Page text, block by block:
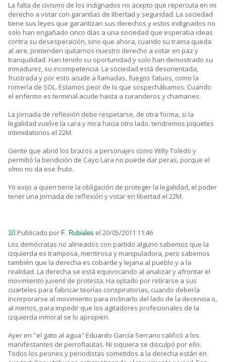
La falta de civismo de los indignados no acepto que repercuta en mi
derecho a votar con garantías de libertad y seguridad. La sociedad
tiene sus leyes que garantizan sus derechos y estos indignados no
solo han engañado cinco días a una sociedad que esperaba ideas
contra su desesperación, sino que ahora, cuando su trama queda
al aire, pretenden quitarnos nuestro derecho a votar en paz y
tranquilidad. Han tenido su oportunidad y solo han demostrado su
inmadurez, su incompetencia. La sociedad está desorientada,
frustrada y por esto acude a llamadas, fuegos fatuos, como la
romería de SOL. Estamos peor de lo que sospechábamos. Cuando
el enfermo es terminal acude hasta a curanderos y chamanes.
La jornada de reflexión debe respetarse, de otra forma, si la
legalidad vuelve la cara y mira hacia otro lado, tendremos piquetes
intimidatorios el 22M.
Gente que abrió los brazos a personajes como Willy Toledo y
permitió la bendición de Cayo Lara no puede dar peras, porque el
olmo no da ese fruto.
Yo exijo a quien tiene la obligación de proteger la legalidad, el poder
tener una jornada de reflexión y votar en libertad el 22M.
10.Publicado por F. Rubiales el 20/05/2011 11:46
Los demócratas no alineados con partido alguno sabemos que la
izquierda es tramposa, mentirosa y manipuladora, pero sabemos
también que la derecha es cobarde y lejana al pueblo y a la
realidad. La derecha se está equivocando al analizar y afrontar el
movimiento juvenil de protesta. Ha optado por retirarse a sus
cuarteles para fabricar teorías conspiratorias, cuando debería
incorporarse al movimiento para inclinarlo del lado de la decencia o,
al menos, para impedir que los agitadores profesionales de la
izquierda inmoral se lo apropien.
Ayer en "el gato al agua" Eduardo García Serrano calificó a los
manifestantes de perroflautas. Ni siquiera se disculpó por ello.
Todos los peones y periodistas sometidos a la derecha están en